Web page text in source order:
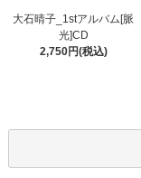
大石晴子_1stアルバム[脈
光]CD
2,750円(税込)